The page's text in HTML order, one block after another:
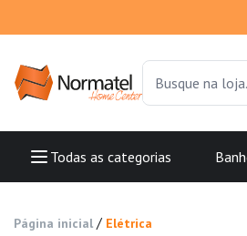
Todas as categorias
Página inicial / Elétrica